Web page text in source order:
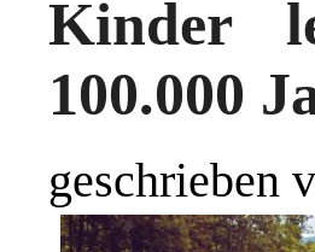
Kinder
100.000
geschrieben